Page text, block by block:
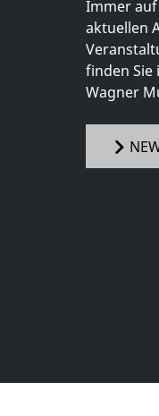
Immer
aktuellen
finden Sie
Wagner